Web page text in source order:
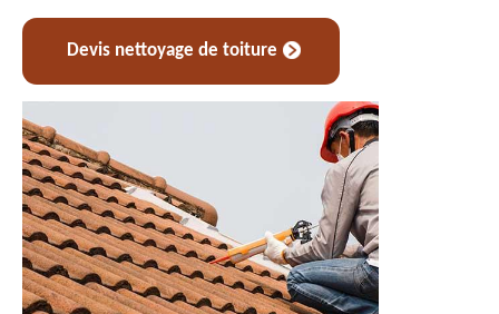
Devis nettoyage de toiture